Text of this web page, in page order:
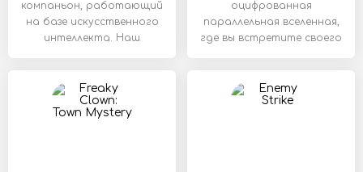
компаньон, работающий
на базе искусственного
интеллекта. Наш
оцифрованная
параллельная вселенная,
где вы встретите своего